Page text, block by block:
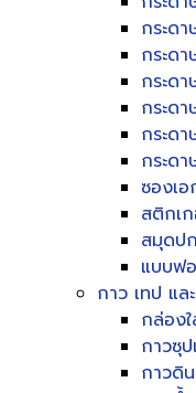
กระด
กระด
กระด
กระดา
กระด
กระดา
ซองเ
สติกเ
สมุดป
แบบฟ
กาว เทป แ
กล่อง
กาวซุ
กาวดิ